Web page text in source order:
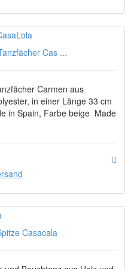
Cas ...
Carmen aus
in einer Länge 33 cm
in Spain, Farbe beige Made
Casacala